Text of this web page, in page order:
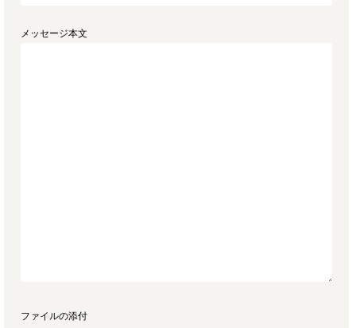
メッセージ本文
ファイルの添付